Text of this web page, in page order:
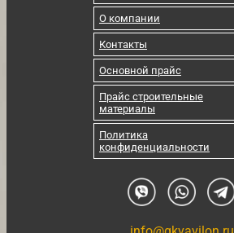
О компании
Контакты
Основной прайс
Прайс строительные
материалы
Политика
конфиденциальности